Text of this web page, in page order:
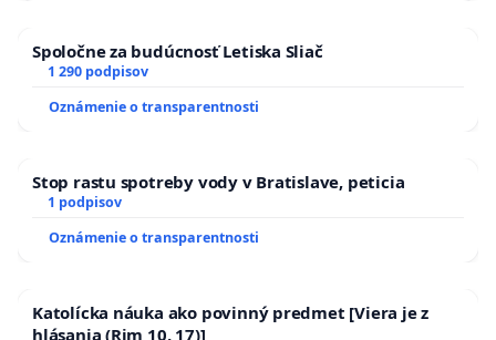
Spoločne za budúcnosť Letiska Sliač
1 290 podpisov
Oznámenie o transparentnosti
Stop rastu spotreby vody v Bratislave, peticia
1 podpisov
Oznámenie o transparentnosti
Katolícka náuka ako povinný predmet [Viera je z
hlásania (Rim 10, 17)]